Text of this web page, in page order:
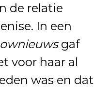
de relatie
In een
gaf
voor haar al
was en dat